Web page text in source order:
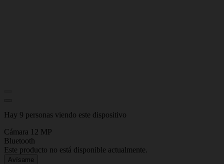
Hay 9 personas viendo este dispositivo
Cámara 12 MP
Bluetooth
Este producto no está disponible actualmente.
Avísame